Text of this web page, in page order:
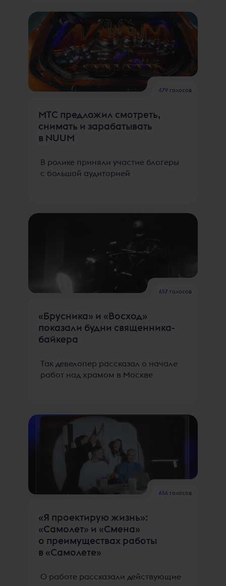
679голосов
МТС предложил смотреть,
снимать и зарабатывать
в NUUM
В ролике приняли участие блогеры
с большой аудиторией
657голосов
«Брусника» и «Восход»
показали будни священника-
байкера
Так девелопер рассказал о начале
работ над храмом в Москве
656голосов
«Я проектирую жизнь»:
«Самолет» и «Смена»
о преимуществах работы
в «Самолете»
О работе рассказали действующие